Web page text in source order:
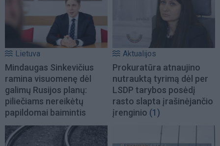
Lietuva
Mindaugas Sinkevičius
ramina visuomenę dėl
galimų Rusijos planų:
piliečiams nereikėtų
papildomai baimintis
Aktualijos
Prokuratūra atnaujino
nutrauktą tyrimą dėl per
LSDP tarybos posėdį
rasto slapta įrašinėjančio
įrenginio (1)